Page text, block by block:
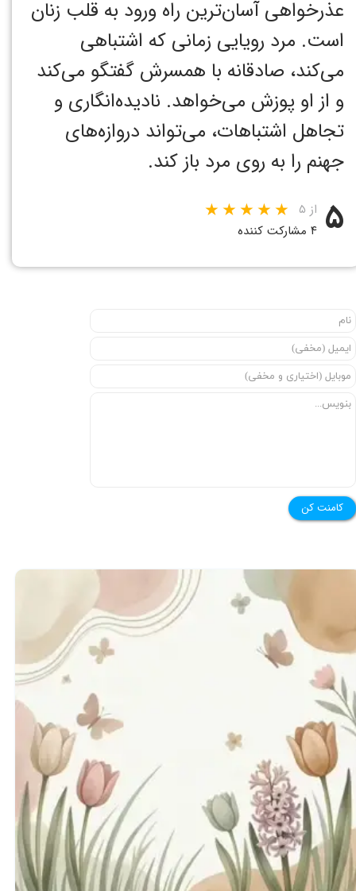
عذرخواهی آسان‌ترین راه ورود به قلب زنان
است. مرد رویایی زمانی که اشتباهی
می‌کند، صادقانه با همسرش گفتگو می‌کند
و از او پوزش می‌خواهد. نادیده‌انگاری و
تجاهل اشتباهات، می‌تواند دروازه‌های
جهنم را به روی مرد باز کند.
۵ از ۵
۴ مشارکت کننده
کامنت کن